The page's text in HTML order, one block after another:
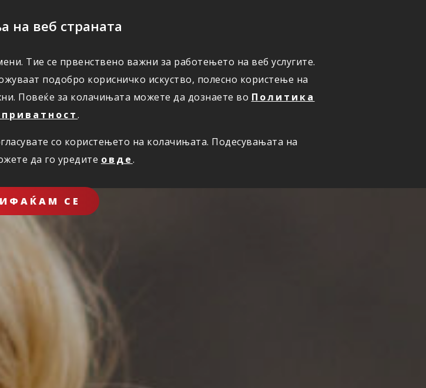
на веб страната
Тие се првенствено важни за работењето на веб услугите.
подобро корисничко искуство, полесно користење на
Повеќе за колачињата можете да дознаете во Политика
.
со користењето на колачињата. Подесувањата на
да го уредите овде.
СЕ